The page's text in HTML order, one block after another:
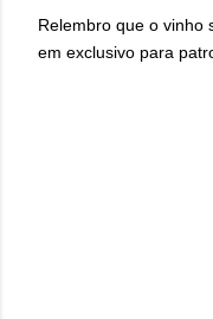
Relembro que o vinho
em exclusivo para